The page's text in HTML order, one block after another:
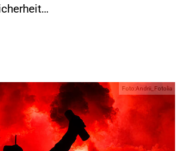
Foto:Andrii_Fotolia